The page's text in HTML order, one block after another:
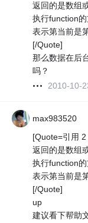
返回的是数组
执行function
表示第当前是
[/Quote]
那么数据在后
吗？
2010-10-
max983520
[Quote=引用
返回的是数组
执行function
表示第当前是
[/Quote]
up
建议看下帮助